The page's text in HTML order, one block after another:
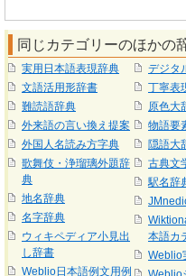
同じカテゴリーのほかの
実用日本語表現辞典
文語活用形辞書
難読語辞典
外来語の言い換え提案
外国人名読み方字典
歌舞伎・浄瑠璃外題辞
典
地名辞典
名字辞典
ウィキペディア小見出
し辞書
Weblio日本語例文用例
デジタ
丁寧表
原色大
物語要
隠語大
古典文
駅名辞
本語カ
Weblio